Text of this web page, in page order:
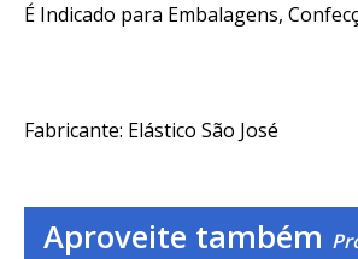
É Indicado para Embalagens,
Fabricante: Elástico São José
Aproveite também